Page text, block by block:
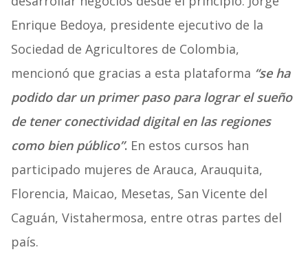
Enrique Bedoya, presidente ejecutivo de la
Sociedad de Agricultores de Colombia,
mencionó que gracias a esta plataforma “se ha
podido dar un primer paso para lograr el sueño
de tener conectividad digital en las regiones
como bien público”. En estos cursos han
participado mujeres de Arauca, Arauquita,
Florencia, Maicao, Mesetas, San Vicente del
Caguán, Vistahermosa, entre otras partes del
país.